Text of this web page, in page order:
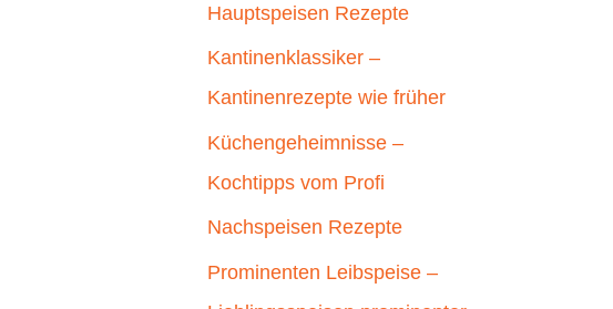
Hauptspeisen Rezepte
Kantinenklassiker –
Kantinenrezepte wie früher
Küchengeheimnisse –
Kochtipps vom Profi
Nachspeisen Rezepte
Prominenten Leibspeise –